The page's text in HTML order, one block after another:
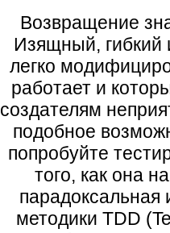
Возвращение
Изящный, гибкий
легко
работает и
создателям
подобное
попробуйте
того, как она
парадоксальная
методики TDD